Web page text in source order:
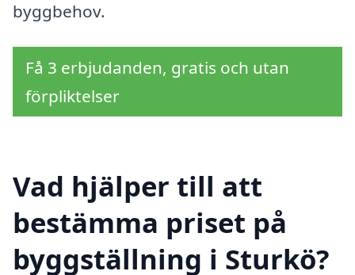
byggbehov.
Få 3 erbjudanden, gratis och utan
förpliktelser
Vad hjälper till att
bestämma priset på
byggställning i Sturkö?